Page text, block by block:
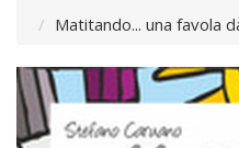
Matitando... una favola